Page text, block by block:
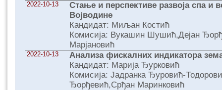
2022-10-13
Стање и перспективе развоја спа и
Војводине
Кандидат: Миљан Костић
Комисија: Вукашин Шушић,Дејан
Марјановић
2022-10-13
Анализа фискалних индикатора
Кандидат: Марија Ђурковић
Комисија: Јадранка Ђуровић-
Ђорђевић,Срђан Маринковић